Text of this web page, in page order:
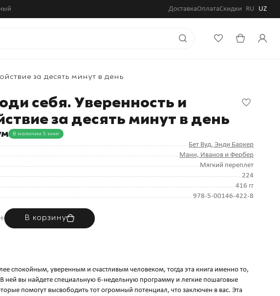
ДоставкаОплатаСкидки RU UZ
за десять минут в день
себя. Уверенность и
за десять минут в день
В наличии 5 книг
Бет Вуд, Энди Баркер
Манн, Иванов и Фербер
Мягкий переплет
224
416 гг
978-5-00146-422-8
В корзину
спокойным, уверенным и счастливым человеком, тогда эта книга именно то,
ней вы найдете специальную 6-недельную программу и легкие пошаговые
помогут высвободить тот огромный потенциал, что заключен в вас. Эта